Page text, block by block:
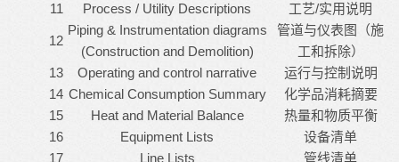
11 Process / Utility Descriptions 工艺/实用说明
12
Piping & Instrumentation diagrams
(Construction and Demolition)
管道与仪表图（施
工和拆除）
13
Operating and control narrative
运行与控制说明
14 Chemical Consumption Summary
化学品消耗摘要
15
Heat and Material Balance
热量和物质平衡
16
Equipment Lists
设备清单
17
Line Lists
管线清单